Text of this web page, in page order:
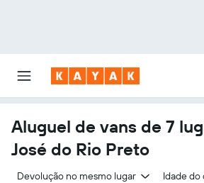
Aluguel de vans de 7
José do Rio Preto
Devolução no mesmo lugar Idade